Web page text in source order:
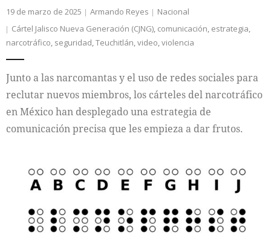
19 de marzo de 2025 Armando Reyes
Nacional
Cártel Jalisco Nueva Generación (CJNG), comunicación, estrategia,
narcotráfico, seguridad,Teuchitlán,video,violencia
Junto a las narcomantas y el uso de redes sociales para
reclutar nuevos miembros, los cárteles del narcotráfico
en México han desplegado una estrategia de
comunicación precisa que les empieza a dar frutos.